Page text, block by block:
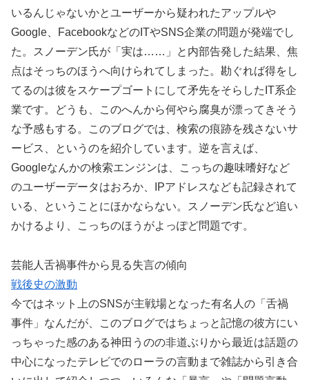
いるんじゃないかとユーザーから疑われたアップルや
Google、FacebookなどのITやSNS企業の問題が発端でし
た。スノーデン氏が「実は……」と内部告発した結果、焦
点はそっちのほうへ向けられてしまった。勘ぐれば得をし
てるのは彼をスケープゴートにして矛先をそらしたIT系企
業です。どうも、このへんから何やら腐臭が漂ってきそう
な予感もする。このブログでは、検索の痕跡を残さないサ
ービス、というのを紹介しています。逆を言えば、
Googleなんかの検索エンジンは、こっちの趣味嗜好など
のユーザーデータはおろか、IPアドレスなども記録されて
いる、ということにほかならない。スノーデン氏など追い
かけるより、こっちのほうがよっぽど問題です。
芸能人舌禍事件から見る失言の傾向
戦後史の激動
今ではネット上のSNSが主戦場となった有名人の「舌禍
事件」なんだが、このブログではちょっと記憶の彼方にい
っちゃった感のある神田うのの非道ぶりから最近は話題の
中心になったテレビでのローラの言動まで雑誌から引き合